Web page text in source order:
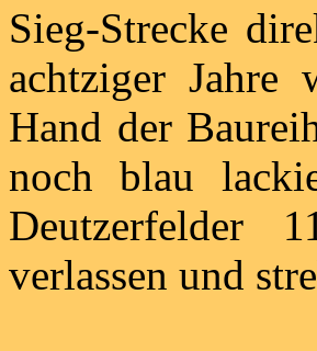
Sieg-Strecke
achtziger
Hand der
noch blau
Deutzerfelder
verlassen und